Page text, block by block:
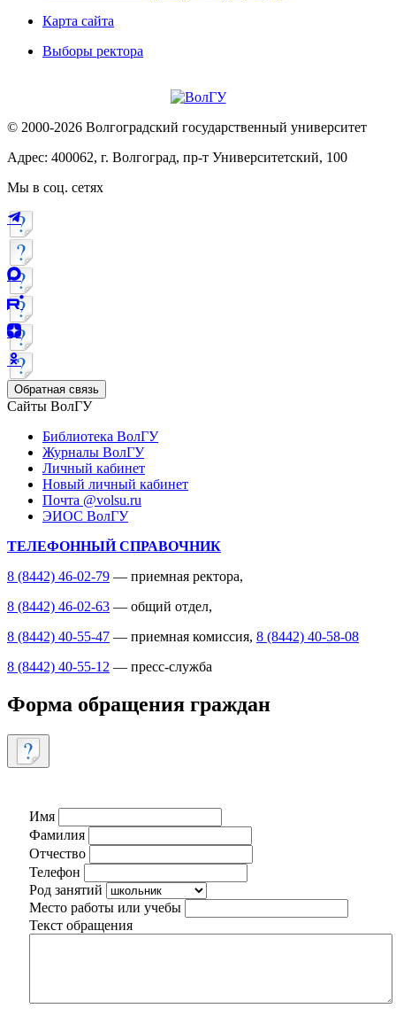
Карта сайта
Выборы ректора
© 2000-2026 Волгоградский государственный университет
Адрес: 400062, г. Волгоград, пр-т Университетский, 100
Мы в соц. сетях
Обратная связь
Сайты ВолГУ
Библиотека ВолГУ
Журналы ВолГУ
Личный кабинет
Новый личный кабинет
Почта @volsu.ru
ЭИОС ВолГУ
ТЕЛЕФОННЫЙ СПРАВОЧНИК
8 (8442) 46-02-79 — приемная ректора,
8 (8442) 46-02-63 — общий отдел,
8 (8442) 40-55-47 — приемная комиссия, 8 (8442) 40-58-08
8 (8442) 40-55-12 — пресс-служба
Форма обращения граждан
Имя
Фамилия
Отчество
Телефон
Род занятий
Место работы или учебы
Текст обращения